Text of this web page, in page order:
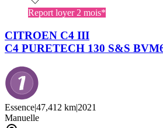
Report loyer 2 mois*
CITROEN C4 III
C4 PURETECH 130 S&S
Essence|47,412 km|2021
Manuelle